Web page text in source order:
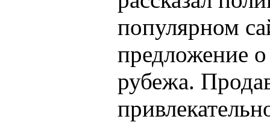
популярном
предложение
рубежа.